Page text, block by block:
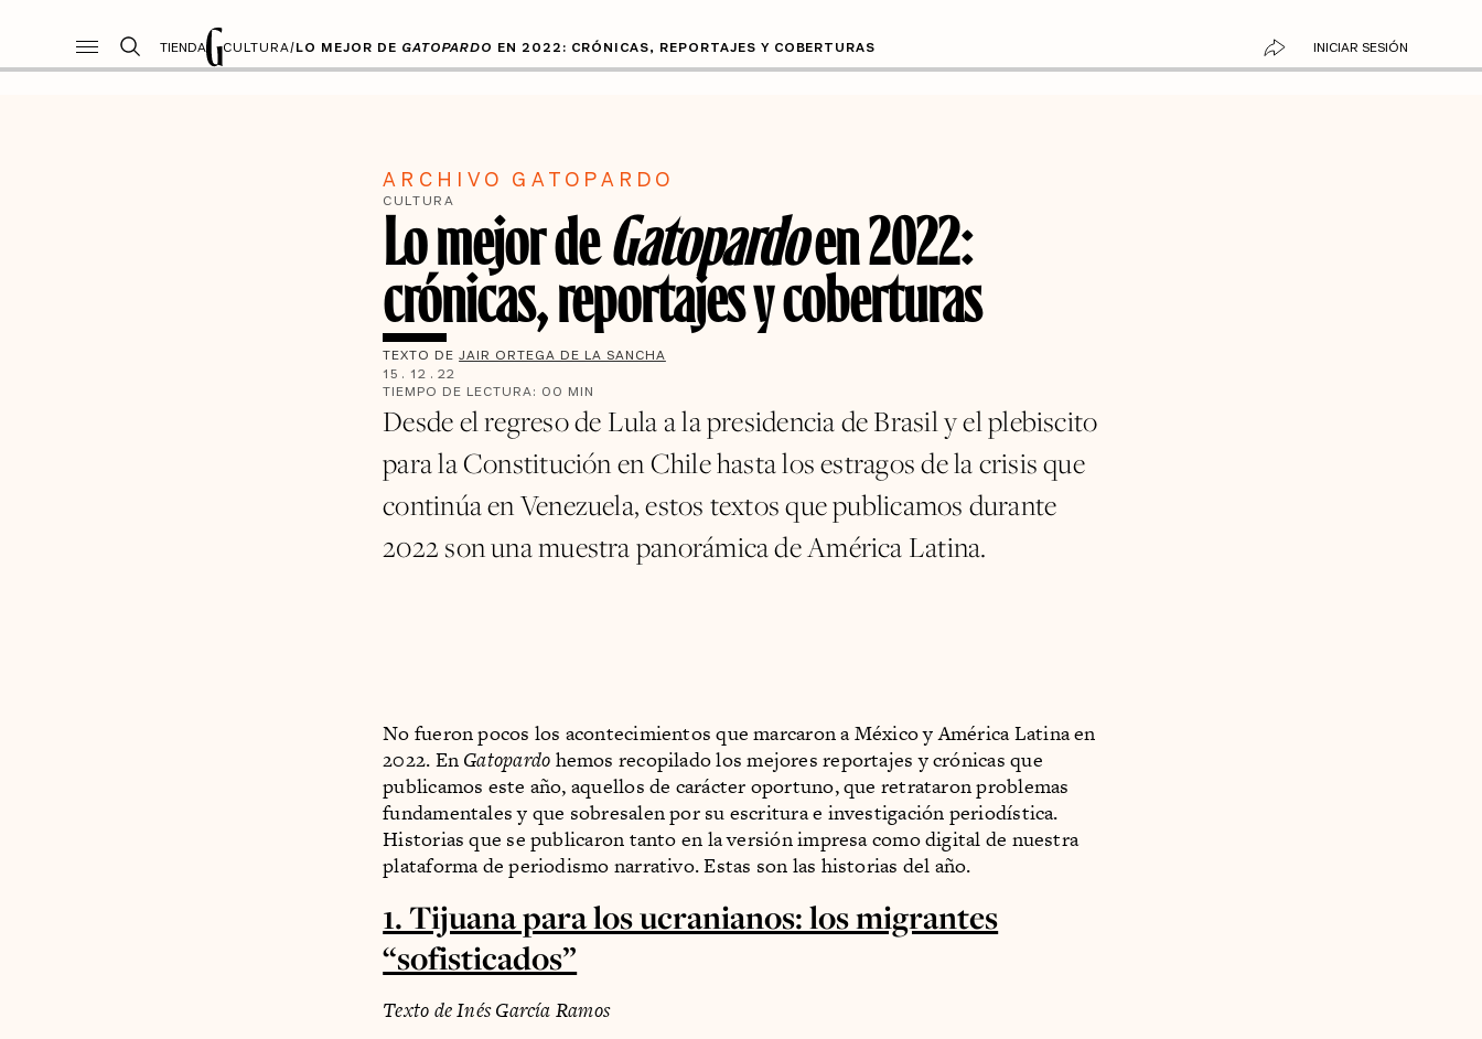
TIENDA CULTURA/LO MEJOR DE GATOPARDO EN 2022: CRÓNICAS, REPORTAJES Y COBERTURAS INICIAR SESIÓN
ARCHIVO GATOPARDO
CULTURA
Lo mejor deGatopardoen 2022:
crónicas, reportajes y coberturas
TEXTO DEJAIR ORTEGA DE LA SANCHA
15 . 12 . 22
TIEMPO DE LECTURA: 00 MIN
Desde el regreso de Lula a la presidencia de Brasil y el plebiscito
para la Constitución en Chile hasta los estragos de la crisis que
continúa en Venezuela, estos textos que publicamos durante
2022 son una muestra panorámica de América Latina.
No fueron pocos los acontecimientos que marcaron a México y América Latina en
2022. En Gatopardo hemos recopilado los mejores reportajes y crónicas que
publicamos este año, aquellos de carácter oportuno, que retrataron problemas
fundamentales y que sobresalen por su escritura e investigación periodística.
Historias que se publicaron tanto en la versión impresa como digital de nuestra
plataforma de periodismo narrativo. Estas son las historias del año.
1. Tijuana para los ucranianos: los migrantes
“sofisticados”
Texto de Inés García Ramos